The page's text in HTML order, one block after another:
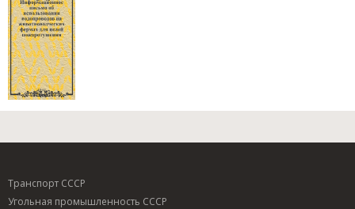
Транспорт СССР
Угольная промышленность СССР